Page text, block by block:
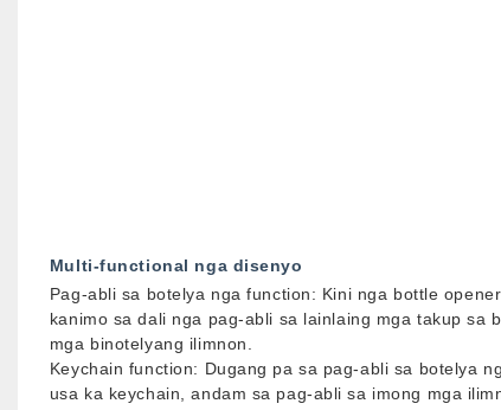
Multi-functional nga disenyo
Pag-abli sa botelya nga function: Kini nga bottle
kanimo sa dali nga pag-abli sa lainlaing mga takup sa
mga binotelyang ilimnon.
Keychain function: Dugang pa sa pag-abli sa botelya
usa ka keychain, andam sa pag-abli sa imong mga